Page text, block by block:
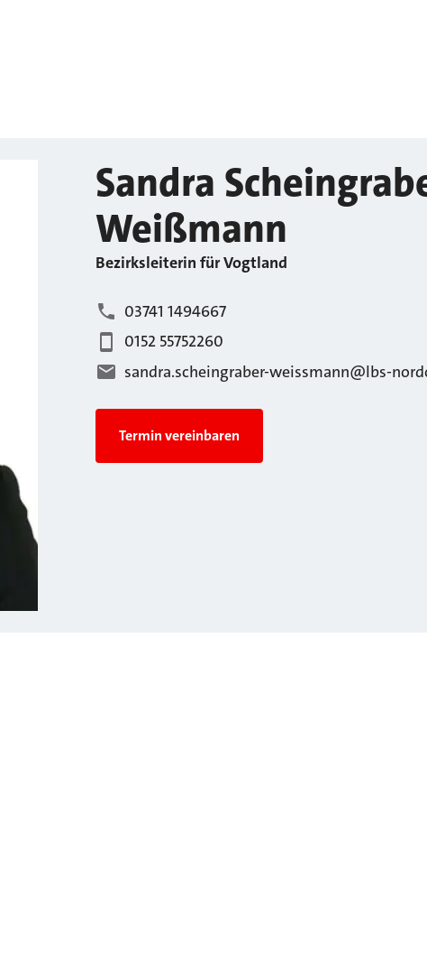
Sandra
Weißmann
Bezirksleiterin für Vogtland
03741 1494667
0152 55752260
sandra.scheingraber-weissmann@lbs-
Termin vereinbaren